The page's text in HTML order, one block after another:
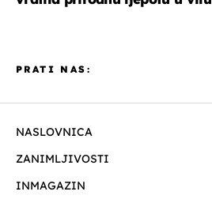
NASLOVNICA
ZANIMLJIVOSTI
INMAGAZIN
PRATI NAS: